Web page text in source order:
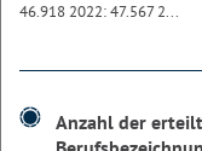
46.918 2022: 47.567 2...
Anzahl der